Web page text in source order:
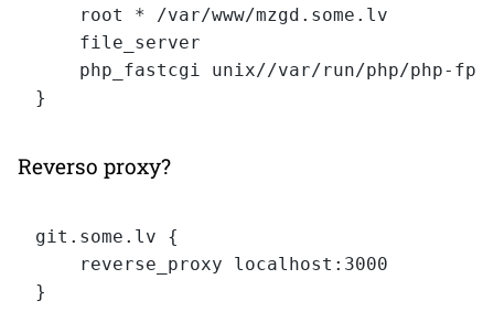
    root * /var/www/mzgd.some.lv
    file_server
php_fastcgi unix//var/run/php/php-
Reverso proxy?
git.some.lv {
    reverse_proxy localhost:3000